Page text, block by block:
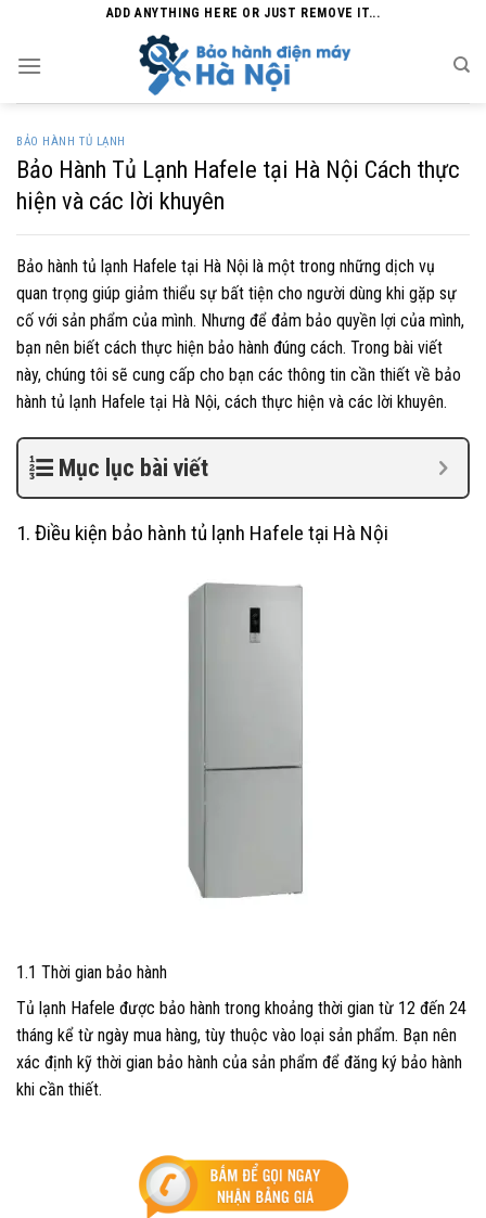
content
ADD ANYTHING HERE OR JUST REMOVE IT...
BẢO HÀNH TỦ LẠNH
Bảo Hành Tủ Lạnh Hafele tại Hà Nội Cách thực
hiện và các lời khuyên
Bảo hành tủ lạnh Hafele tại Hà Nội là một trong những dịch vụ
quan trọng giúp giảm thiểu sự bất tiện cho người dùng khi gặp sự
cố với sản phẩm của mình. Nhưng để đảm bảo quyền lợi của mình,
bạn nên biết cách thực hiện bảo hành đúng cách. Trong bài viết
này, chúng tôi sẽ cung cấp cho bạn các thông tin cần thiết về bảo
hành tủ lạnh Hafele tại Hà Nội, cách thực hiện và các lời khuyên.
Mục lục bài viết
1. Điều kiện bảo hành tủ lạnh Hafele tại Hà Nội
1.1 Thời gian bảo hành
Tủ lạnh Hafele được bảo hành trong khoảng thời gian từ 12 đến 24
tháng kể từ ngày mua hàng, tùy thuộc vào loại sản phẩm. Bạn nên
xác định kỹ thời gian bảo hành của sản phẩm để đăng ký bảo hành
khi cần thiết.